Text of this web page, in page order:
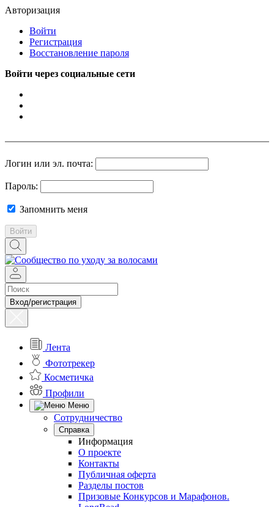
Авторизация
Войти
Регистрация
Восстановление пароля
Войти через социальные сети
Логин или эл. почта:
Пароль:
Запомнить меня
Войти
Вход/регистрация
Лента
Фототрекер
Косметичка
Профили
Меню
Сотрудничество
Справка
Информация
О проекте
Контакты
Публичная оферта
Разделы постов
Призовые Конкурсов и Марафонов.